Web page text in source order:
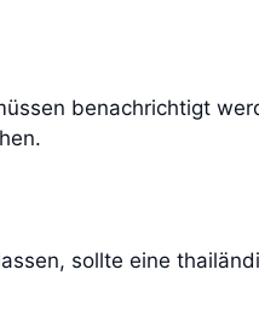
benachrichtigt
sollte eine